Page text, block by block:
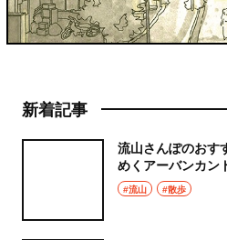
新着記事
流山さんぽのおす
めくアーバンカン
#流山 #散歩